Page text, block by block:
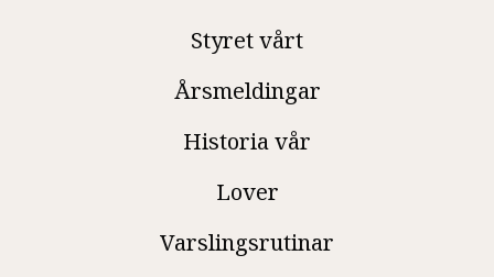
Styret vårt
Årsmeldingar
Historia vår
Lover
Varslingsrutinar